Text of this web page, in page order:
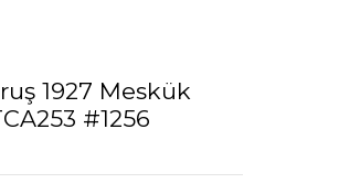
1927 Meskük
#1256